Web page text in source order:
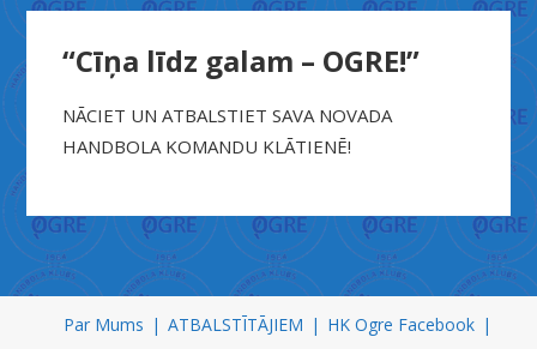
“Cīņa līdz galam – OGRE!”
NĀCIET UN ATBALSTIET SAVA NOVADA
HANDBOLA KOMANDU KLĀTIENĒ!
X
Par Mums ATBALSTĪTĀJIEM
HK Ogre Facebook